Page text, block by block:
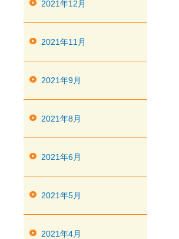
2021年12月
2021年11月
2021年9月
2021年8月
2021年6月
2021年5月
2021年4月